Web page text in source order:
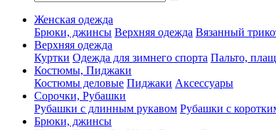
Женская одежда
Брюки, джинсы Верхняя одежда Вязанный
Верхняя одежда
Куртки Одежда для зимнего спорта Пальто,
Костюмы, Пиджаки
Костюмы деловые Пиджаки Аксессуары
Сорочки, Рубашки
Рубашки с длинным рукавом Рубашки с
Брюки, джинсы